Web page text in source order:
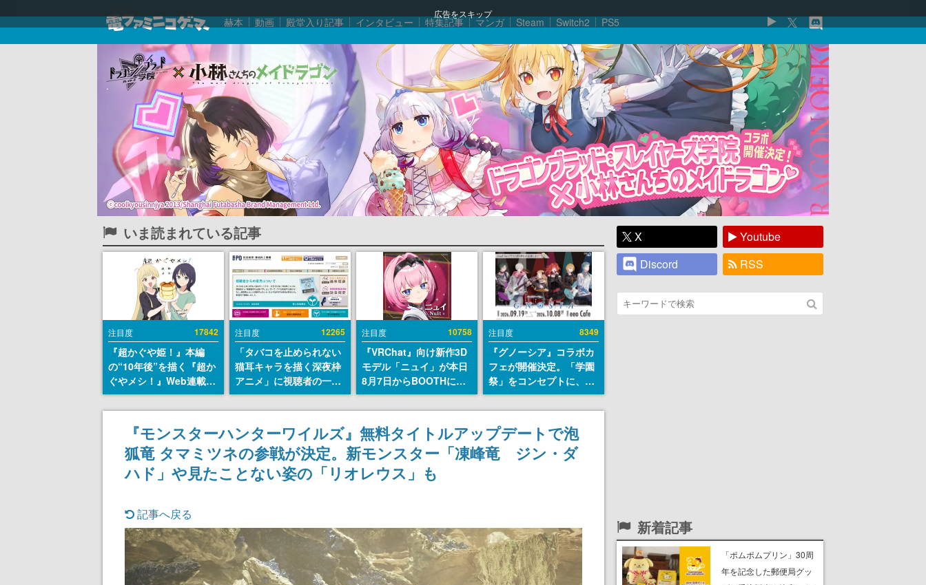
広告をスキップ
赫本 動画 殿堂入り記事 インタビュー 特集記事 マンガ Steam Switch2 PS5
いま読まれている記事
注目度 17842
『超かぐや姫！』本編
の“10年後”を描く『超か
ぐやメシ！』Web連載決
定。新たなWebマンガレ
ーベル「ビビビコミッ
ク」にて特別話が掲載ス
タート、あのお話には…
まだ続きがある！
注目度 12265
「タバコを止められない
猫耳キャラを描く深夜枠
アニメ」に視聴者の一部
から批判意見。違法薬物
の使用と思しき描写も含
めて、BPOが議論を交わ
す
注目度 10758
『VRChat』向け新作3D
モデル「ニュイ」が本日
8月7日からBOOTHにて
発売。瞳に光る星や感情
豊かな表情が、小悪魔か
わいい
注目度 8349
『グノーシア』コラボカ
フェが開催決定。「学園
祭」をコンセプトに、模
擬店やセツやSQ、ラキオ
たちが学祭バンドを楽し
む様子を切り取った新グ
ッズが展開
『モンスターハンターワイルズ』無料タイトルアップデートで泡
狐竜 タマミツネの参戦が決定。新モンスター「凍峰竜 ジン・ダ
ハド」や見たことない姿の「リオレウス」も
記事へ戻る
X
Youtube
Discord
RSS
新着記事
「ポムポムプリン」30周
年を記念した郵便局グッ